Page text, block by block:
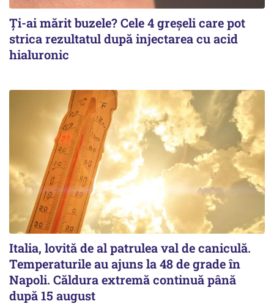
Ți-ai mărit buzele? Cele 4 greșeli care pot
strica rezultatul după injectarea cu acid
hialuronic
Italia, lovită de al patrulea val de caniculă.
Temperaturile au ajuns la 48 de grade în
Napoli. Căldura extremă continuă până
după 15 august